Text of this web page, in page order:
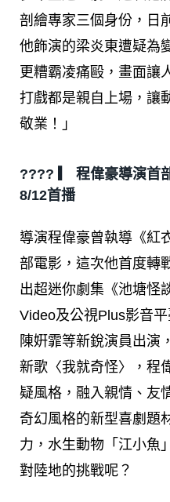
剖繪專家三個身份，日
他飾演的梁炎東遭疑為
更糟霸凌痛毆，畫面讓
打戲都是親自上場，讓
敬業！」
???? ▎ 程偉豪導演首
8/12首播
導演程偉豪曾執導《紅
部電影，這次他首度轉
出超迷你劇集《池塘怪
Video及公視Plus影音
陳姸霏等新銳演員出演
新歌〈我就奇怪〉，程
疑風格，融入親情、友
奇幻風格的新型喜劇題
力，水生動物「江小魚
對陸地的挑戰呢？